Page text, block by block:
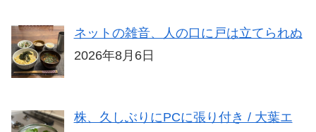
ネットの雑音、人の口に戸は立てられぬ
2026年8月6日
株、久しぶりにPCに張り付き / 大葉エ